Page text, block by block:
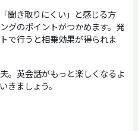
聞き取りにくい」と感じる方
グのポイントがつかめます。発
で行うと相乗効果が得られま
。英会話がもっと楽しくなるよ
きましょう。